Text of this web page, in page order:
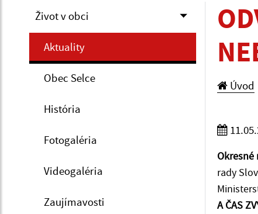
Život v obci
Aktuality
Obec Selce
História
Fotogaléria
Videogaléria
Zaujímavosti
Úvod
Okresné
rady
A ČAS